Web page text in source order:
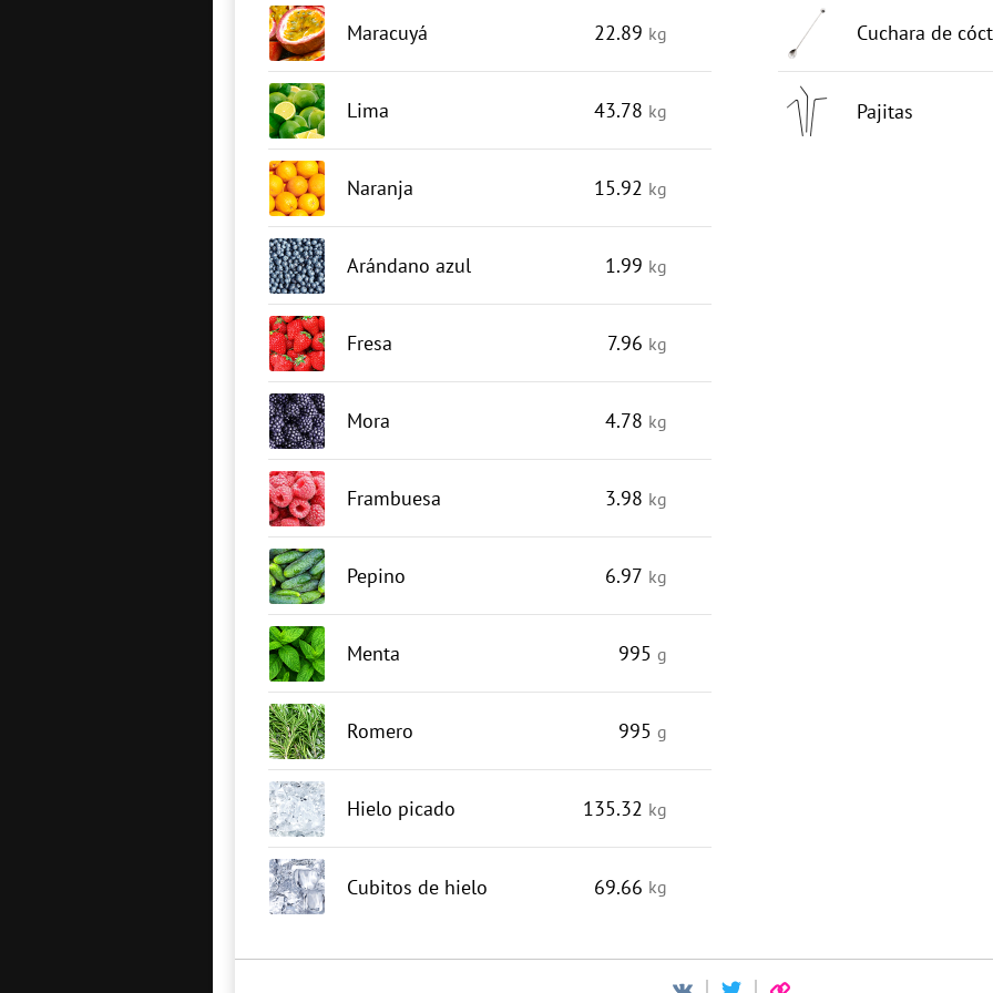
Maracuyá 22.89 kg
Lima 43.78 kg
Naranja 15.92 kg
Arándano azul 1.99 kg
Fresa 7.96 kg
Mora 4.78 kg
Frambuesa 3.98 kg
Pepino 6.97 kg
Menta 995 g
Romero 995 g
Hielo picado 135.32 kg
Cubitos de hielo 69.66 kg
Cuchara de
Pajitas